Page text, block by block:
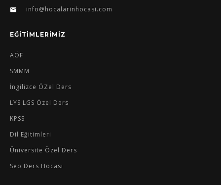
info@hocalarinhocasi.com
EĞİTİMLERİMİZ
AÖF
SMMM
İngilizce ÖZel Ders
LYS LGS Özel Ders
KPSS
Dil Eğitimleri
Üniversite Özel Ders
Seo Ders Hocası